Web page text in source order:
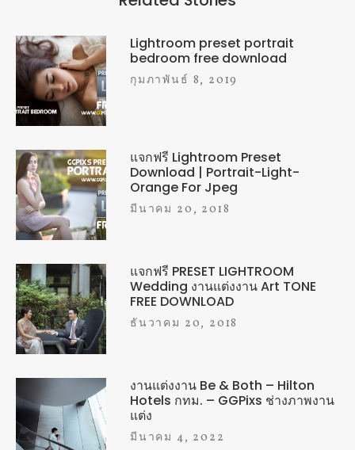
Lightroom preset portrait
bedroom free download
กุมภาพันธ์ 8, 2019
แจกฟรี Lightroom Preset
Download | Portrait-Light-
Orange For Jpeg
มีนาคม 20, 2018
แจกฟรี PRESET LIGHTROOM
Wedding งานแต่งงาน Art TONE
FREE DOWNLOAD
ธันวาคม 20, 2018
งานแต่งงาน Be & Both – Hilton
Hotels กทม. – GGPixs ช่างภาพงาน
แต่ง
มีนาคม 4, 2022